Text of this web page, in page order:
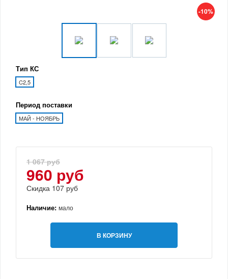
-10%
Тип КС
C2,5
Период поставки
МАЙ - НОЯБРЬ
1 067 руб
960 руб
Скидка 107 руб
Наличие: мало
В КОРЗИНУ